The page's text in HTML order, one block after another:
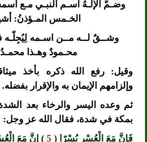
وضـمَّ الإلـهُ اسـم النبـي مـع
الخـمس المـؤذنُ:
وشــقٌ لــه مــن اسـمه لِيُجِلّـه
محـمودٌ وهـذا
وقيل: رفع الله ذكره بأخذ
وإلزامهم الإيمان به والإقرار بفضله.
ثم وعده اليسر والرخاء بعد
بمكة في شدة، فقال الله عز وجل:
فَإِنَّ مَعَ الْعُسْرِ يُسْرًا (5 ) إِنَّ مَعَ